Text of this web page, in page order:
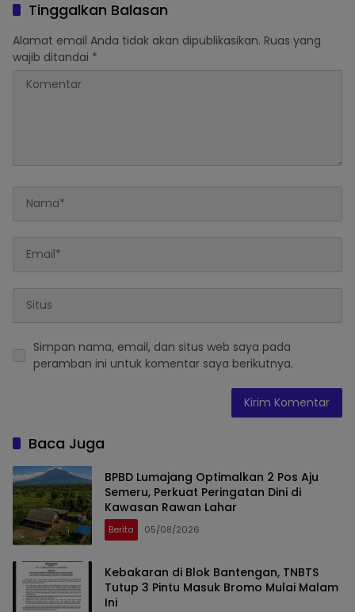
Tinggalkan Balasan
Alamat email Anda tidak akan dipublikasikan. Ruas yang
wajib ditandai *
Simpan nama, email, dan situs web saya pada
peramban ini untuk komentar saya berikutnya.
Baca Juga
BPBD Lumajang Optimalkan 2 Pos Aju
Semeru, Perkuat Peringatan Dini di
Kawasan Rawan Lahar
Berita 05/08/2026
Kebakaran di Blok Bantengan, TNBTS
Tutup 3 Pintu Masuk Bromo Mulai Malam
Ini